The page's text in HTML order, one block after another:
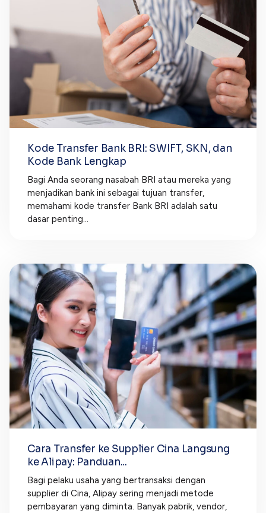
Kode Transfer Bank BRI: SWIFT, SKN, dan
Kode Bank Lengkap
Bagi Anda seorang nasabah BRI atau mereka yang
menjadikan bank ini sebagai tujuan transfer,
memahami kode transfer Bank BRI adalah satu
dasar penting...
Cara Transfer ke Supplier Cina Langsung
ke Alipay: Panduan...
Bagi pelaku usaha yang bertransaksi dengan
supplier di Cina, Alipay sering menjadi metode
pembayaran yang diminta. Banyak pabrik, vendor,